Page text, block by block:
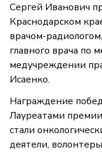
Сергей Иванович
Краснодарском
врачом-
главного врача по
медучреждении
Исаенко.
Награждение
Лауреатами
стали
деятели,